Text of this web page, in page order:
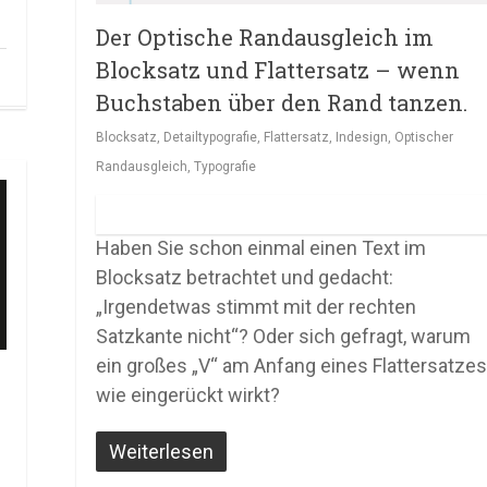
Der Optische Randausgleich im
Blocksatz und Flattersatz – wenn
Buchstaben über den Rand tanzen.
Blocksatz, Detailtypografie, Flattersatz, Indesign, Optischer
Randausgleich, Typografie
Haben Sie schon einmal einen Text im
Blocksatz betrachtet und gedacht:
„Irgendetwas stimmt mit der rechten
Satzkante nicht“? Oder sich gefragt, warum
ein großes „V“ am Anfang eines Flattersatzes
wie eingerückt wirkt?
Weiterlesen